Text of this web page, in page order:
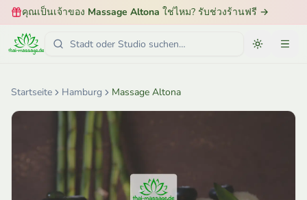
คุณเป็นเจ้าของ Massage Altona ใช่ไหม? รับช่วงร้านฟรี →
Startseite Hamburg Massage Altona